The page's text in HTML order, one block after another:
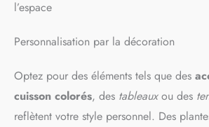
l’espace
Personnalisation par la décoration
Optez pour des éléments tels que des
cuisson colorés, des tableauxou des
reflètent votre style personnel. Des